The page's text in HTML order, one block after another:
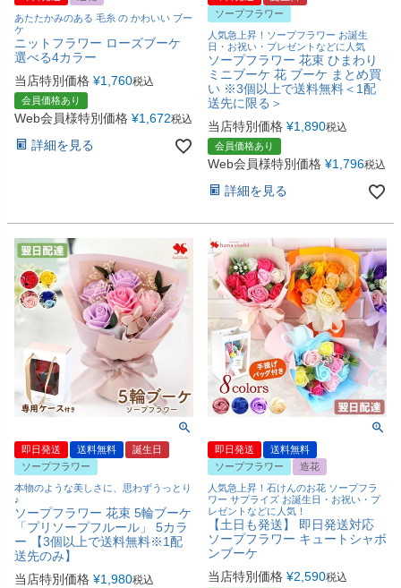
あたたかみのある 毛糸 の かわいい ブー
ケ
ニットフラワー ローズブーケ
選べる4カラー
当店特別価格 ¥1,760税込
会員価格あり
Web会員様特別価格 ¥1,672税込
詳細を見る
ソープフラワー
人気急上昇！ソープフラワー お誕生
日・お祝い・プレゼントなどに人気
ソープフラワー 花束 ひまわり
ミニブーケ 花 ブーケ まとめ買
い ※3個以上で送料無料＜1配
送先に限る＞
当店特別価格 ¥1,890税込
会員価格あり
Web会員様特別価格 ¥1,796税込
詳細を見る
即日発送 送料無料
誕生日
ソープフラワー
本物のような美しさに、思わずうっとり
♪
ソープフラワー 花束 5輪ブーケ
「プリソープフルール」 5カラ
ー 【3個以上で送料無料※1配
送先のみ】
当店特別価格 ¥1,980税込
即日発送
送料無料
ソープフラワー
造花
人気急上昇！石けんのお花 ソープフラ
ワー サプライズ お誕生日・お祝い・プ
レゼントなどに人気！
【土日も発送】 即日発送対応
ソープフラワー キュートシャボ
ンブーケ
当店特別価格 ¥2,590税込